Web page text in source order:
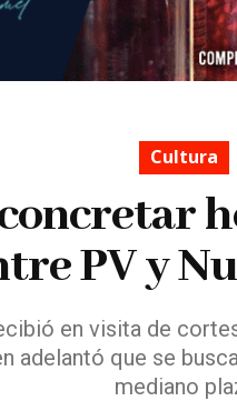
Cultura
PV y
en visita de
adelantó que se
mediano